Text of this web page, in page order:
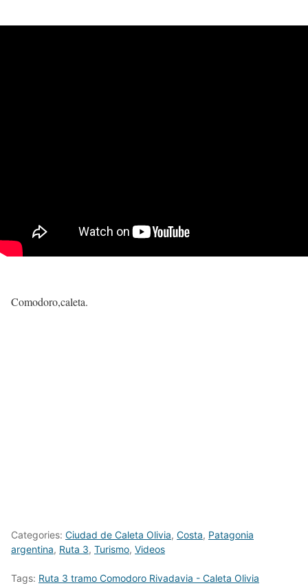
Comodoro,caleta.
Categories: Ciudad de Caleta Olivia, Costa, Patagonia
argentina, Ruta 3, Turismo, Videos
Tags: Ruta 3 tramo Comodoro Rivadavia - Caleta Olivia